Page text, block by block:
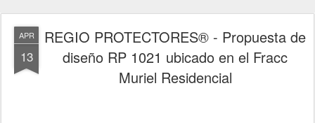
APR
13
REGIO PROTECTORES® - Propuesta de
diseño RP 1021 ubicado en el Fracc
Muriel Residencial